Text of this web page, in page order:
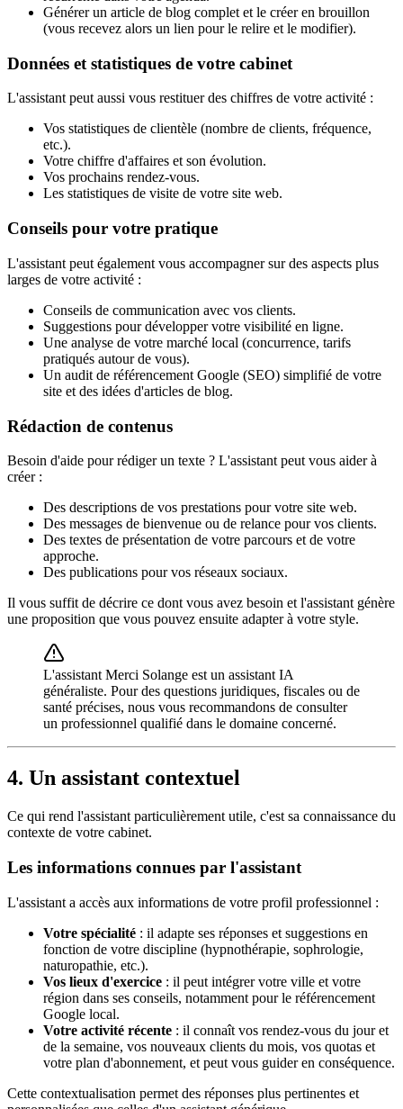
Générer un article de blog complet et le créer en brouillon
(vous recevez alors un lien pour le relire et le modifier).
Données et statistiques de votre cabinet
L'assistant peut aussi vous restituer des chiffres de votre activité :
Vos statistiques de clientèle (nombre de clients, fréquence,
etc.).
Votre chiffre d'affaires et son évolution.
Vos prochains rendez-vous.
Les statistiques de visite de votre site web.
Conseils pour votre pratique
L'assistant peut également vous accompagner sur des aspects plus
larges de votre activité :
Conseils de communication avec vos clients.
Suggestions pour développer votre visibilité en ligne.
Une analyse de votre marché local (concurrence, tarifs
pratiqués autour de vous).
Un audit de référencement Google (SEO) simplifié de votre
site et des idées d'articles de blog.
Rédaction de contenus
Besoin d'aide pour rédiger un texte ? L'assistant peut vous aider à
créer :
Des descriptions de vos prestations pour votre site web.
Des messages de bienvenue ou de relance pour vos clients.
Des textes de présentation de votre parcours et de votre
approche.
Des publications pour vos réseaux sociaux.
Il vous suffit de décrire ce dont vous avez besoin et l'assistant génère
une proposition que vous pouvez ensuite adapter à votre style.
L'assistant Merci Solange est un assistant IA
généraliste. Pour des questions juridiques, fiscales ou de
santé précises, nous vous recommandons de consulter
un professionnel qualifié dans le domaine concerné.
4. Un assistant contextuel
Ce qui rend l'assistant particulièrement utile, c'est sa connaissance du
contexte de votre cabinet.
Les informations connues par l'assistant
L'assistant a accès aux informations de votre profil professionnel :
Votre spécialité : il adapte ses réponses et suggestions en
fonction de votre discipline (hypnothérapie, sophrologie,
naturopathie, etc.).
Vos lieux d'exercice : il peut intégrer votre ville et votre
région dans ses conseils, notamment pour le référencement
Google local.
Votre activité récente : il connaît vos rendez-vous du jour et
de la semaine, vos nouveaux clients du mois, vos quotas et
votre plan d'abonnement, et peut vous guider en conséquence.
Cette contextualisation permet des réponses plus pertinentes et